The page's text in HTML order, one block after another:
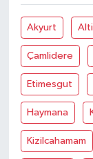
Akyurt
Çamlidere
Etimesgut
Haymana
Kizilcahamam